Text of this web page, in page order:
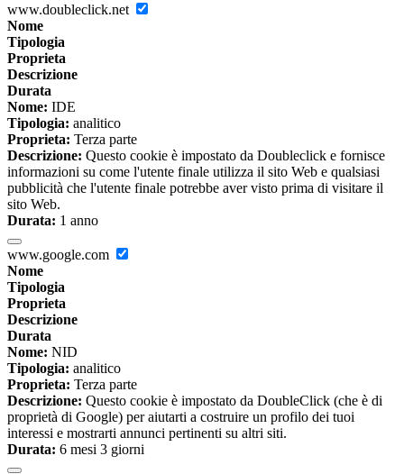
www.doubleclick.net
Nome
Tipologia
Proprieta
Descrizione
Durata
Nome: IDE
Tipologia: analitico
Proprieta: Terza parte
Descrizione: Questo cookie è impostato da Doubleclick e fornisce
informazioni su come l'utente finale utilizza il sito Web e qualsiasi
pubblicità che l'utente finale potrebbe aver visto prima di visitare il
sito Web.
Durata: 1 anno
www.google.com
Nome
Tipologia
Proprieta
Descrizione
Durata
Nome: NID
Tipologia: analitico
Proprieta: Terza parte
Descrizione: Questo cookie è impostato da DoubleClick (che è di
proprietà di Google) per aiutarti a costruire un profilo dei tuoi
interessi e mostrarti annunci pertinenti su altri siti.
Durata: 6 mesi 3 giorni